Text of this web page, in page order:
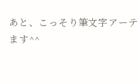
あと、こっそり筆文字アー
ます^^